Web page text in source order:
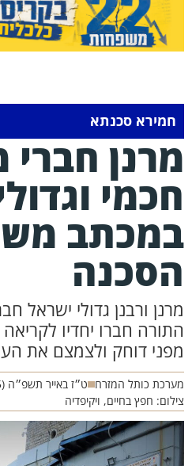
חמירא סכנתא
חברי
ורבנן גדולי ישראל
חברו יחדיו לקריאה
דוחק ולצמצם את
כותל המזרח ט״ז באייר תשפ״ה (14/05/2025)
חפץ בחיים, ויקיפדיה